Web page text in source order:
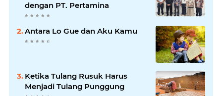
dengan PT. Pertamina
Antara Lo Gue dan Aku Kamu
Ketika Tulang Rusuk Harus
Menjadi Tulang Punggung